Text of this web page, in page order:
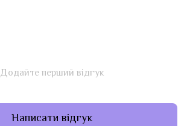
Додайте перший відгук
Написати відгук